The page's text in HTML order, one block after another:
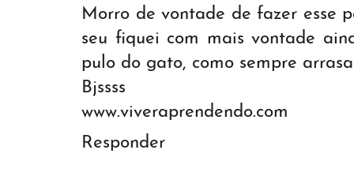
Morro de vontade de fazer esse
seu fiquei com mais vontade
pulo do gato, como sempre
Bjssss
www.viveraprendendo.com
Responder